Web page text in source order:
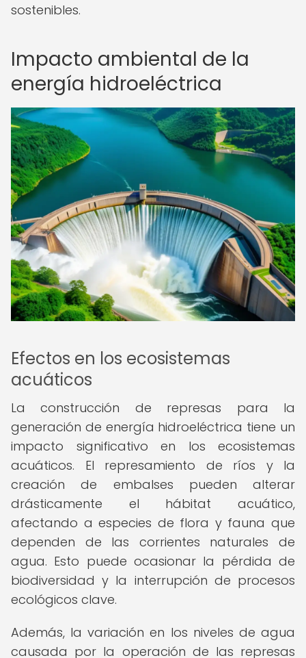
sostenibles.
Impacto ambiental de la
energía hidroeléctrica
Efectos en los ecosistemas
acuáticos
La construcción de represas para la
generación de energía hidroeléctrica tiene un
impacto significativo en los ecosistemas
acuáticos. El represamiento de ríos y la
creación de embalses pueden alterar
drásticamente el hábitat acuático,
afectando a especies de flora y fauna que
dependen de las corrientes naturales de
agua. Esto puede ocasionar la pérdida de
biodiversidad y la interrupción de procesos
ecológicos clave.
Además, la variación en los niveles de agua
causada por la operación de las represas